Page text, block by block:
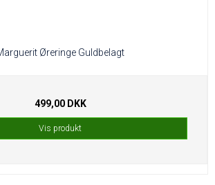
Øreringe Guldbelagt
499,00 DKK
Vis produkt